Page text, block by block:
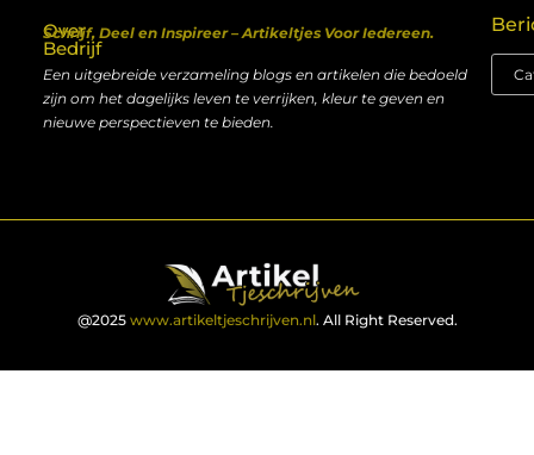
Over
Bedrijf
Schrijf, Deel en Inspireer – Artikeltjes Voor Iedereen.
Een uitgebreide verzameling blogs en artikelen die bedoeld
zijn om het dagelijks leven te verrijken, kleur te geven en
nieuwe perspectieven te bieden.
@2025 www.artikeltjeschrijven.nl. All Right Reserved.